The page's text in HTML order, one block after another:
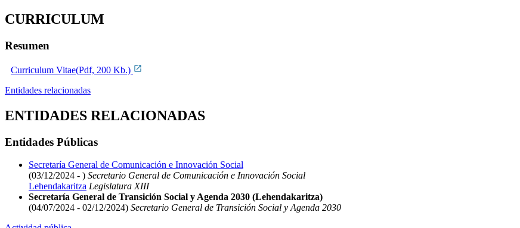
CURRICULUM
Resumen
Curriculum Vitae(Pdf, 200 Kb.)
Entidades relacionadas
ENTIDADES RELACIONADAS
Entidades Públicas
Secretaría General de Comunicación e Innovación Social
(03/12/2024 - ) Secretario General de Comunicación e Innovación Social
Lehendakaritza Legislatura XIII
Secretaría General de Transición Social y Agenda 2030 (Lehendakaritza)
(04/07/2024 - 02/12/2024) Secretario General de Transición Social y Agenda 2030